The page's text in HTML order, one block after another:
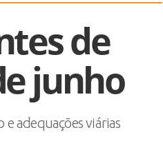
de
junho
e adequações viárias